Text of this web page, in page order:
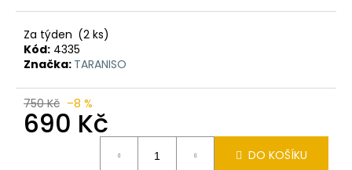
Za týden (2 ks)
Kód: 4335
Značka: TARANISO
750 Kč –8 %
690 Kč
DO KOŠÍKU
D
o
p
r
u